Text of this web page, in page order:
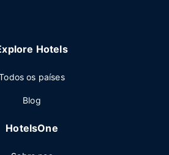
Hotels
os países
Blog
HotelsOne